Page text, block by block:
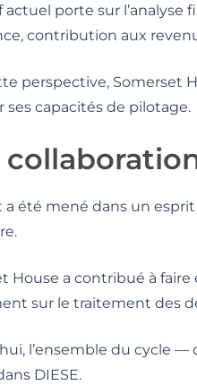
actuel porte sur l’analyse
contribution aux
perspective, Somerset
ses capacités de pilotage.
a été mené dans un
House a contribué à
sur le traitement des
l’ensemble du cycle
DIESE.